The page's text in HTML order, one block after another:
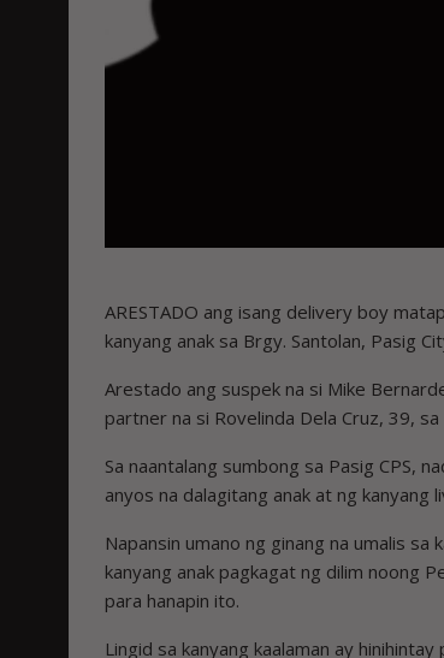
ARESTADO ang isang delivery boy
kanyang anak sa Brgy. Santolan, Pasig
Arestado ang suspek na si Mike
partner na si Rovelinda Dela Cruz, 39,
Sa naantalang sumbong sa Pasig CPS,
anyos na dalagitang anak at ng
Napansin umano ng ginang na umalis sa
kanyang anak pagkagat ng dilim noong
para hanapin ito.
Lingid sa kanyang kaalaman ay